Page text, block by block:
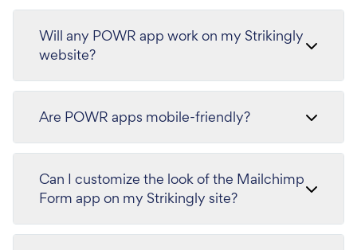
Will any POWR app work on my Strikingly
website?
Are POWR apps mobile-friendly?
Can I customize the look of the Mailchimp
Form app on my Strikingly site?